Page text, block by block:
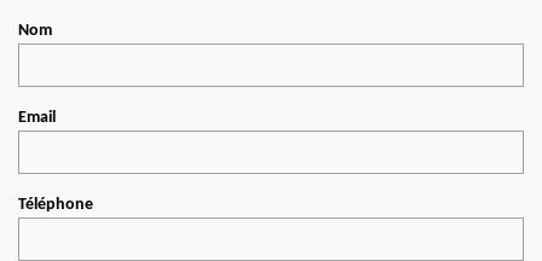
Nom
Email
Téléphone